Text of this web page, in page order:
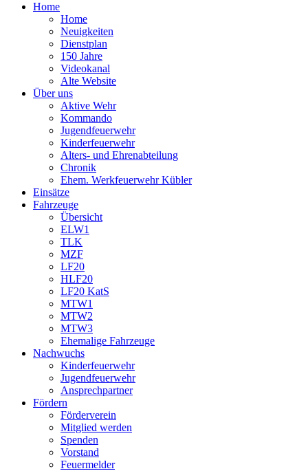
Home
Home
Neuigkeiten
Dienstplan
150 Jahre
Videokanal
Alte Website
Über uns
Aktive Wehr
Kommando
Jugendfeuerwehr
Kinderfeuerwehr
Alters- und Ehrenabteilung
Chronik
Ehem. Werkfeuerwehr Kübler
Einsätze
Fahrzeuge
Übersicht
ELW1
TLK
MZF
LF20
HLF20
LF20 KatS
MTW1
MTW2
MTW3
Ehemalige Fahrzeuge
Nachwuchs
Kinderfeuerwehr
Jugendfeuerwehr
Ansprechpartner
Fördern
Förderverein
Mitglied werden
Spenden
Vorstand
Feuermelder